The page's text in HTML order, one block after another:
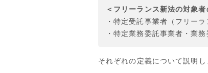
＜フリーランス新法の対象者
・特定受託事業者（フリーラ
・特定業務委託事業者・業
それぞれの定義について説明し